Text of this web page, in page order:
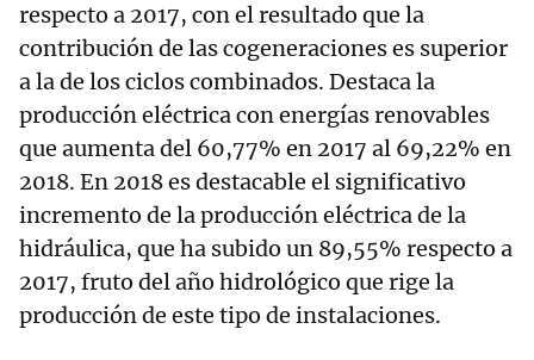
respecto a 2017, con el resultado que la
contribución de las cogeneraciones es superior
a la de los ciclos combinados. Destaca la
producción eléctrica con energías renovables
que aumenta del 60,77% en 2017 al 69,22% en
2018. En 2018 es destacable el significativo
incremento de la producción eléctrica de la
hidráulica, que ha subido un 89,55% respecto a
2017, fruto del año hidrológico que rige la
producción de este tipo de instalaciones.